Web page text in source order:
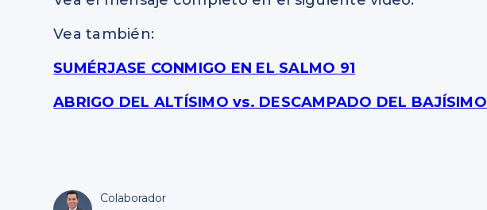
Vea también:
SUMÉRJASE CONMIGO EN EL SALMO 91
ABRIGO DEL ALTÍSIMO vs. DESCAMPADO DEL BAJÍSIMO
Colaborador